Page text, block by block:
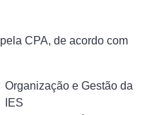
pela CPA, de acordo com
Organização e Gestão da
IES